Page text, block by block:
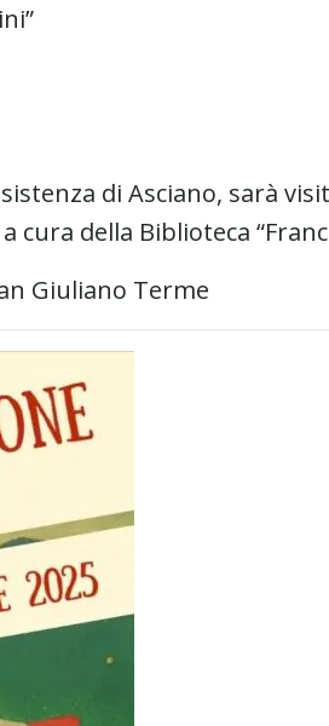
di Asciano, sarà
cura della Biblioteca
Giuliano Terme